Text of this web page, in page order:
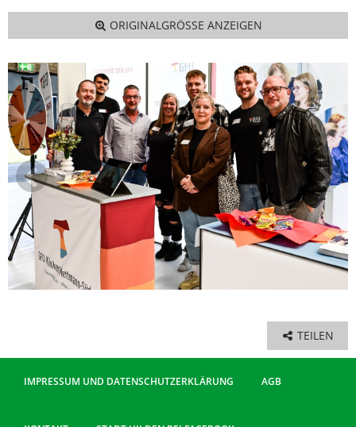
ORIGINALGRÖSSE ANZEIGEN
TEILEN
IMPRESSUM UND DATENSCHUTZERKLÄRUNG AGB